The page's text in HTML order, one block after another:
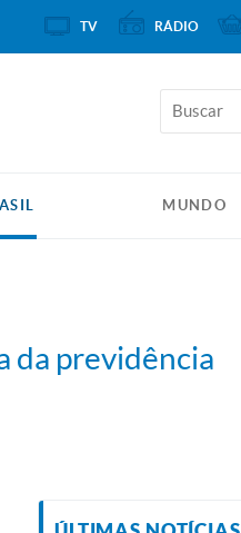
MUNDO
da previdência
TV RÁDIO